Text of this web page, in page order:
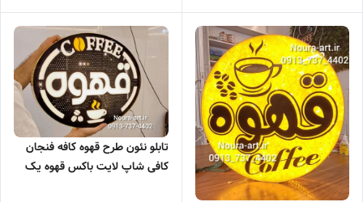
تابلو نئون طرح قهوه کافه فنجان
کافی شاپ لایت باکس قهوه یک